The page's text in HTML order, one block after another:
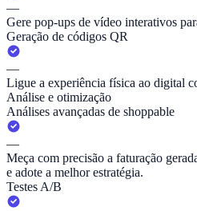
—
Gere pop-ups de vídeo interativos
Geração de códigos QR
—
Ligue a experiência física ao digital
Análise e otimização
Análises avançadas de shoppable
—
Meça com precisão a faturação
e adote a melhor estratégia.
Testes A/B